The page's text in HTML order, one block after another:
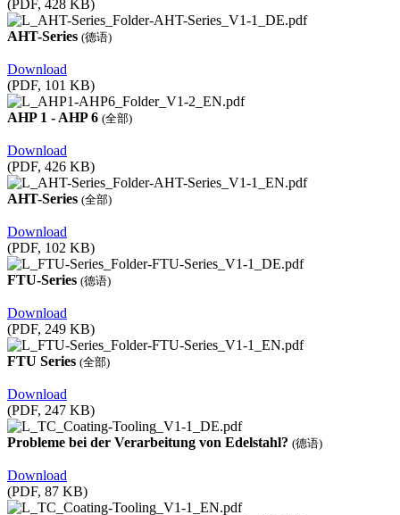
(PDF, 428 KB)
AHT-Series (德语)
Download
(PDF, 101 KB)
AHP 1 - AHP 6 (全部)
Download
(PDF, 426 KB)
AHT-Series (全部)
Download
(PDF, 102 KB)
FTU-Series (德语)
Download
(PDF, 249 KB)
FTU Series (全部)
Download
(PDF, 247 KB)
Probleme bei der Verarbeitung von Edelstahl? (德语)
Download
(PDF, 87 KB)